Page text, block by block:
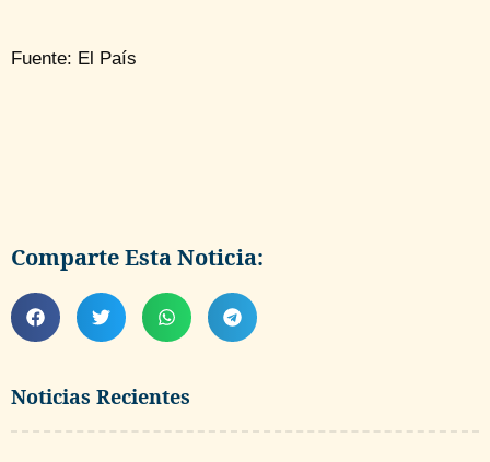
Noticias Recientes
Fuente: El País
Comparte Esta Noticia: